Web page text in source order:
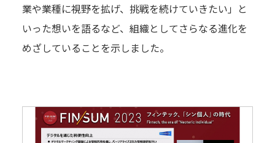
業や業種に視野を拡げ、挑戦を続けていきたい」と
いった想いを語るなど、組織としてさらなる進化を
めざしていることを示しました。